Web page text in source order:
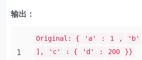
输出：
1
Original: { 'a' : 1 , 'b'
],
'c' : { 'd' : 200
}}